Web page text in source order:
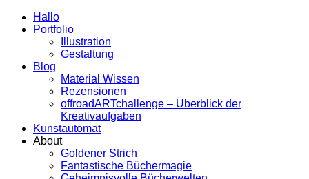
Hallo
Portfolio
Illustration
Gestaltung
Blog
Material Wissen
Rezensionen
offroadARTchallenge – Überblick der
Kreativaufgaben
Kunstautomat
About
Goldener Strich
Fantastische Büchermagie